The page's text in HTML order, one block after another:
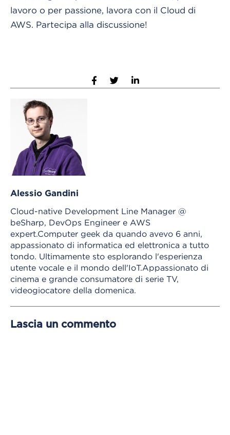
lavoro o per passione, lavora con il Cloud di
AWS. Partecipa alla discussione!
Alessio Gandini
Cloud-native Development Line Manager @
beSharp, DevOps Engineer e AWS
expert.Computer geek da quando avevo 6 anni,
appassionato di informatica ed elettronica a tutto
tondo. Ultimamente sto esplorando l'esperienza
utente vocale e il mondo dell'IoT.Appassionato di
cinema e grande consumatore di serie TV,
videogiocatore della domenica.
Lascia un commento